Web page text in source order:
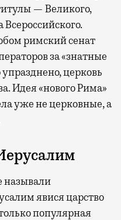
— Великого,
римский сенат
за «знатные
церковь
Идея «нового Рима»
уже не церковные, а
называли
явися царство
популярная